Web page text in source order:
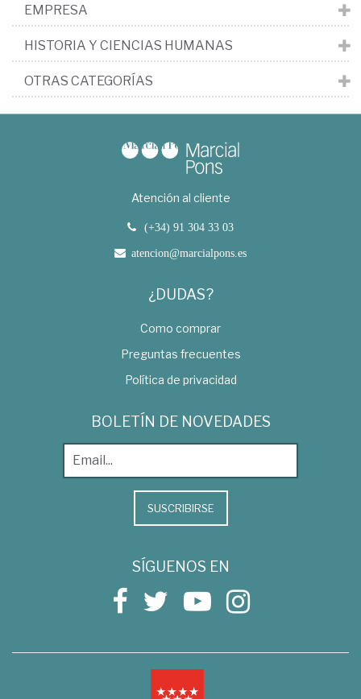
EMPRESA
HISTORIA Y CIENCIAS HUMANAS
OTRAS CATEGORÍAS
Atención al cliente
(+34) 91 304 33 03
atencion@marcialpons.es
¿DUDAS?
Como comprar
Preguntas frecuentes
Política de privacidad
BOLETÍN DE NOVEDADES
SUSCRIBIRSE
SÍGUENOS EN